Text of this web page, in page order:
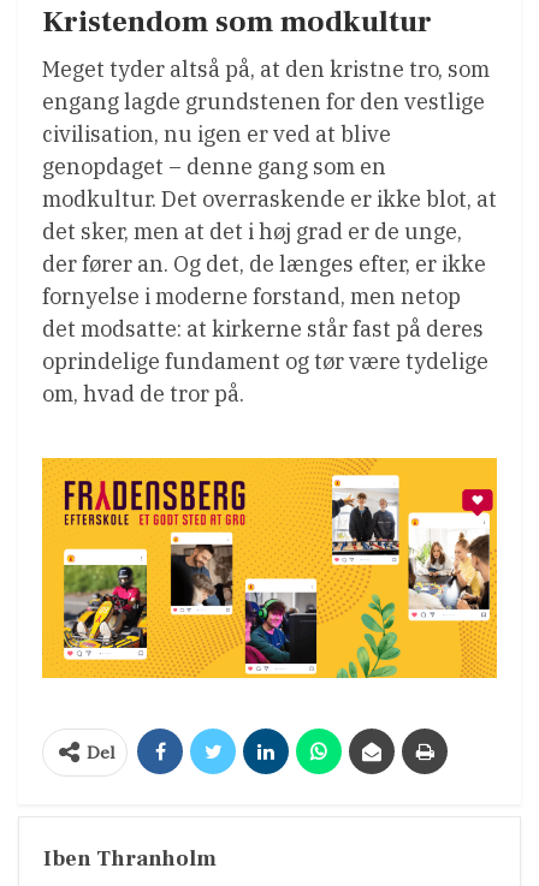
Kristendom som modkultur
Meget tyder altså på, at den kristne tro, som
engang lagde grundstenen for den vestlige
civilisation, nu igen er ved at blive
genopdaget – denne gang som en
modkultur. Det overraskende er ikke blot, at
det sker, men at det i høj grad er de unge,
der fører an. Og det, de længes efter, er ikke
fornyelse i moderne forstand, men netop
det modsatte: at kirkerne står fast på deres
oprindelige fundament og tør være tydelige
om, hvad de tror på.
Del
Iben Thranholm